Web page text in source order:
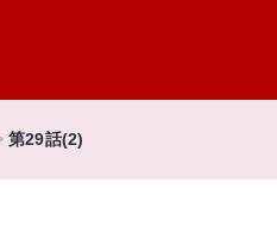
第29話(2)